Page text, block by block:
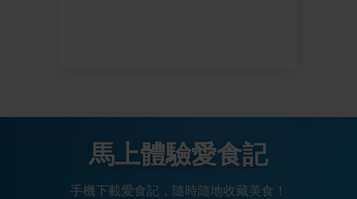
馬上體驗愛食記
手機下載愛食記，隨時隨地收藏美食！